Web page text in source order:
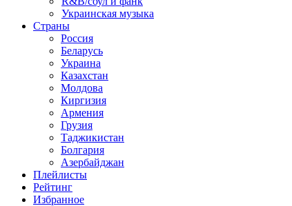
Украинская музыка
Страны
Россия
Беларусь
Украина
Казахстан
Молдова
Киргизия
Армения
Грузия
Таджикистан
Болгария
Азербайджан
Плейлисты
Рейтинг
Избранное